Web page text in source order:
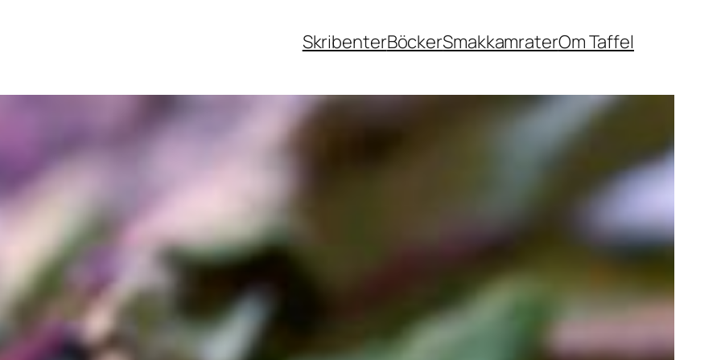
SkribenterBöckerSmakkamraterOm Taffel